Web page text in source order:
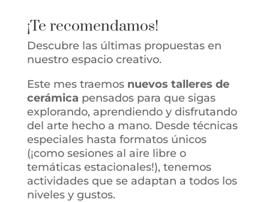
¡Te recomendamos!
Descubre las últimas propuestas en
nuestro espacio creativo.
Este mes traemos nuevos talleres de
cerámica pensados para que sigas
explorando, aprendiendo y disfrutando
del arte hecho a mano. Desde técnicas
especiales hasta formatos únicos
(¡como sesiones al aire libre o
temáticas estacionales!), tenemos
actividades que se adaptan a todos los
niveles y gustos.